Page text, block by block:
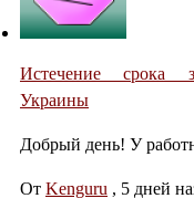
Истечение срока
Украины
Добрый день! У
От Kenguru , 5 дней